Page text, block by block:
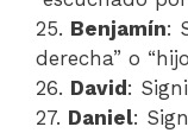
25. Benjamín:
derecha” o
26. David:
27. Daniel: